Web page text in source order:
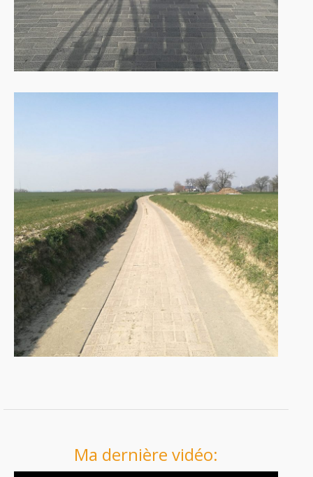
Comment tracer un chouette
itinéraire vélo (pour éviter la
foule)
Ma dernière vidéo: